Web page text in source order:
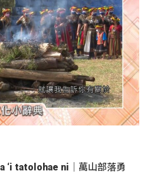
‘i tatolohae ni｜萬山部落勇